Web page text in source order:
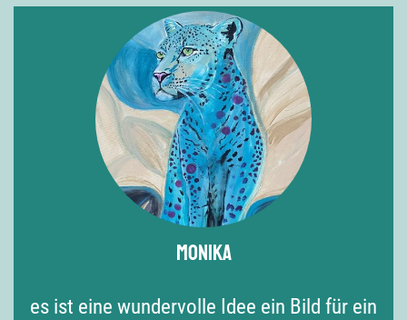
Monika
es ist eine wundervolle Idee ein Bild für ein